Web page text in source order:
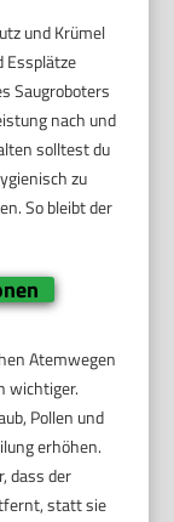
und Krümel
Essplätze
Saugroboters
nach und
solltest du
zu
So bleibt der
Atemwegen
wichtiger.
Pollen und
erhöhen.
dass der
statt sie